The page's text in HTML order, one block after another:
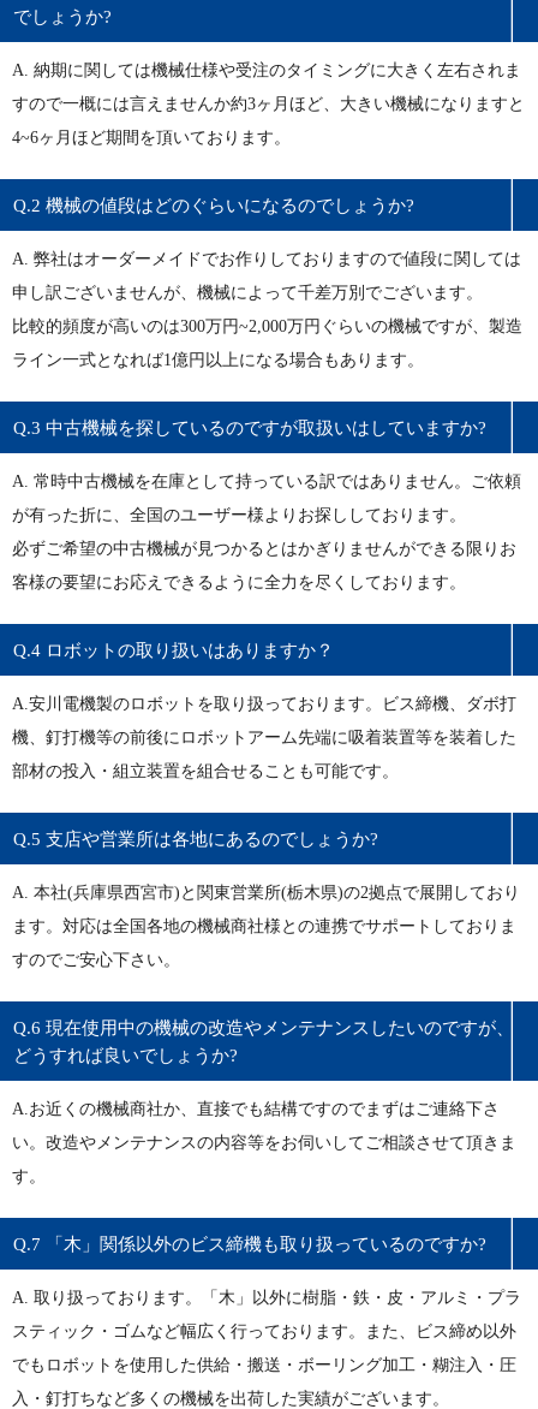
でしょうか?
A. 納期に関しては機械仕様や受注のタイミングに大きく左右されま
すので一概には言えませんか約3ヶ月ほど、大きい機械になりますと
4~6ヶ月ほど期間を頂いております。
Q.2 機械の値段はどのぐらいになるのでしょうか?
A. 弊社はオーダーメイドでお作りしておりますので値段に関しては
申し訳ございませんが、機械によって千差万別でございます。
比較的頻度が高いのは300万円~2,000万円ぐらいの機械ですが、製造
ライン一式となれば1億円以上になる場合もあります。
Q.3 中古機械を探しているのですが取扱いはしていますか?
A. 常時中古機械を在庫として持っている訳ではありません。ご依頼
が有った折に、全国のユーザー様よりお探ししております。
必ずご希望の中古機械が見つかるとはかぎりませんができる限りお
客様の要望にお応えできるように全力を尽くしております。
Q.4 ロボットの取り扱いはありますか？
A.安川電機製のロボットを取り扱っております。ビス締機、ダボ打
機、釘打機等の前後にロボットアーム先端に吸着装置等を装着した
部材の投入・組立装置を組合せることも可能です。
Q.5 支店や営業所は各地にあるのでしょうか?
A. 本社(兵庫県西宮市)と関東営業所(栃木県)の2拠点で展開しており
ます。対応は全国各地の機械商社様との連携でサポートしておりま
すのでご安心下さい。
Q.6 現在使用中の機械の改造やメンテナンスしたいのですが、
どうすれば良いでしょうか?
A.お近くの機械商社か、直接でも結構ですのでまずはご連絡下さ
い。改造やメンテナンスの内容等をお伺いしてご相談させて頂きま
す。
Q.7 「木」関係以外のビス締機も取り扱っているのですか?
A. 取り扱っております。「木」以外に樹脂・鉄・皮・アルミ・プラ
スティック・ゴムなど幅広く行っております。また、ビス締め以外
でもロボットを使用した供給・搬送・ボーリング加工・糊注入・圧
入・釘打ちなど多くの機械を出荷した実績がございます。